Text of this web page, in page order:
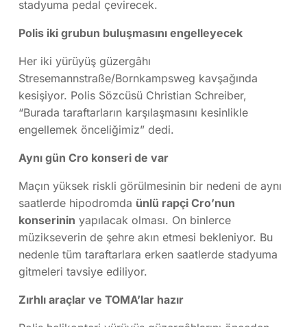
stadyuma pedal çevirecek.
Polis iki grubun buluşmasını engelleyecek
Her iki yürüyüş güzergâhı
Stresemannstraße/Bornkampsweg kavşağında
kesişiyor. Polis Sözcüsü Christian Schreiber,
“Burada taraftarların karşılaşmasını kesinlikle
engellemek önceliğimiz” dedi.
Aynı gün Cro konseri de var
Maçın yüksek riskli görülmesinin bir nedeni de aynı
saatlerde hipodromda ünlü rapçi Cro’nun
konserinin yapılacak olması. On binlerce
müzikseverin de şehre akın etmesi bekleniyor. Bu
nedenle tüm taraftarlara erken saatlerde stadyuma
gitmeleri tavsiye ediliyor.
Zırhlı araçlar ve TOMA’lar hazır